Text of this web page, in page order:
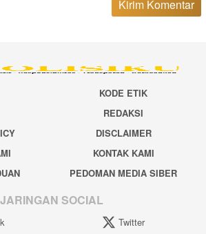
KODE ETIK
REDAKSI
DISCLAIMER
KONTAK KAMI
PEDOMAN MEDIA SIBER
JARINGAN SOCIAL
Twitter